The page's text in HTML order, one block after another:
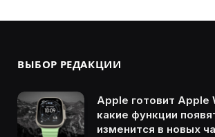
ВЫБОР РЕДАКЦИИ
Apple готовит Apple
какие функции
изменится в новых